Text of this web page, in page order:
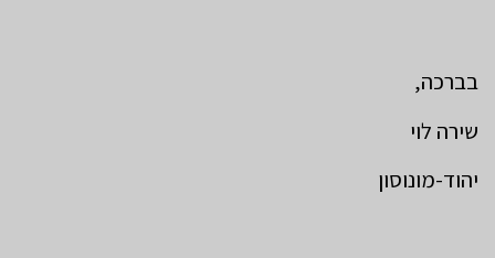
בברכה,
שירה לוי
יהוד-מונוסון